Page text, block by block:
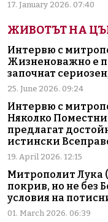
17. January 2026. 07:40
ЖИВОТЪТ НА
Интервю с
Жизненоважно е
започнат
25. June 2026. 09:24
Интервю с
Няколко
предлагат
истински
19. April 2026. 12:15
Митрополит Лука
покрив, но не без
условия на
01. March 2026. 06:39